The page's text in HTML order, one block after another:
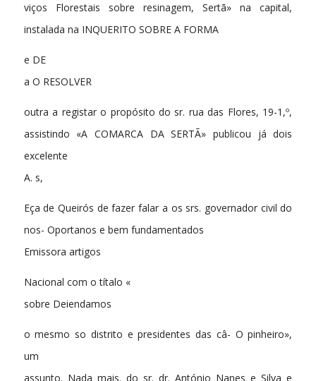
viços Florestais sobre resinagem, Sertã» na capital,
instalada na INQUERITO SOBRE A FORMA
e DE
a O RESOLVER
outra a registar o propósito do sr. rua das Flores, 19-1,º,
assistindo «A COMARCA DA SERTÃ» publicou já dois
excelente
A. s,
Eça de Queirós de fazer falar a os srs. governador civil do
nos- Oportanos e bem fundamentados
Emissora artigos
Nacional com o títalo «
sobre Deiendamos
o mesmo so distrito e presidentes das câ- O pinheiro»,
um
assunto. Nada mais. do sr. dr. António Nanes e Silva e